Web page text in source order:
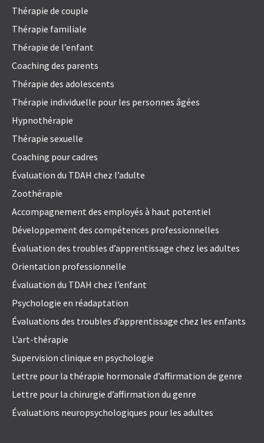
Thérapie de couple
Thérapie familiale
Thérapie de l’enfant
Coaching des parents
Thérapie des adolescents
Thérapie individuelle pour les personnes âgées
Hypnothérapie
Thérapie sexuelle
Coaching pour cadres
Évaluation du TDAH chez l’adulte
Zoothérapie
Accompagnement des employés à haut potentiel
Développement des compétences professionnelles
Évaluation des troubles d’apprentissage chez les adultes
Orientation professionnelle
Évaluation du TDAH chez l’enfant
Psychologie en réadaptation
Évaluations des troubles d’apprentissage chez les enfants
L’art-thérapie
Supervision clinique en psychologie
Lettre pour la thérapie hormonale d’affirmation de genre
Lettre pour la chirurgie d’affirmation du genre
Évaluations neuropsychologiques pour les adultes